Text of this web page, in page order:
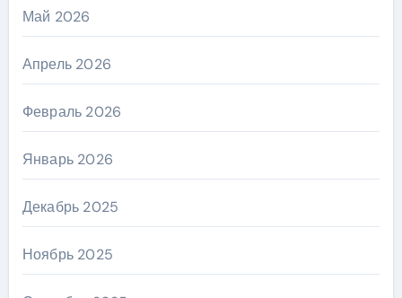
Май 2026
Апрель 2026
Февраль 2026
Январь 2026
Декабрь 2025
Ноябрь 2025